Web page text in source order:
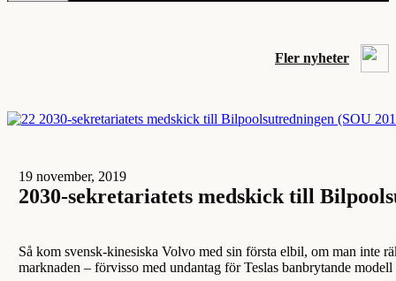
Fler nyheter
19 november, 2019
2030-sekretariatets medskick till
Så kom svensk-kinesiska Volvo med sin första elbil, om man inte
marknaden – förvisso med undantag för Teslas banbrytande modell